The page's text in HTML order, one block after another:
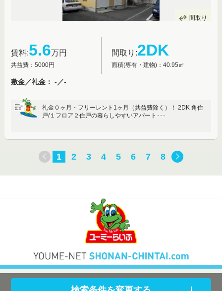
間取り
賃料:5.6万円
共益費：5000円
間取り:2DK
面積(専有・建物)：40.95㎡
敷金／礼金： -／-
礼金０ヶ月・フリーレント1ヶ月（共益費除く）！ 2DK 角住
戸/１フロア２住戸の暮らしやすいアパート･･･
1 2 3 4 5 6 7 8